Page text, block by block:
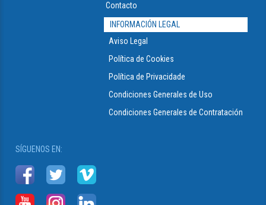
Contacto
INFORMACIÓN LEGAL
Aviso Legal
Política de Cookies
Política de Privacidade
Condiciones Generales de Uso
Condiciones Generales de Contratación
SÍGUENOS EN: